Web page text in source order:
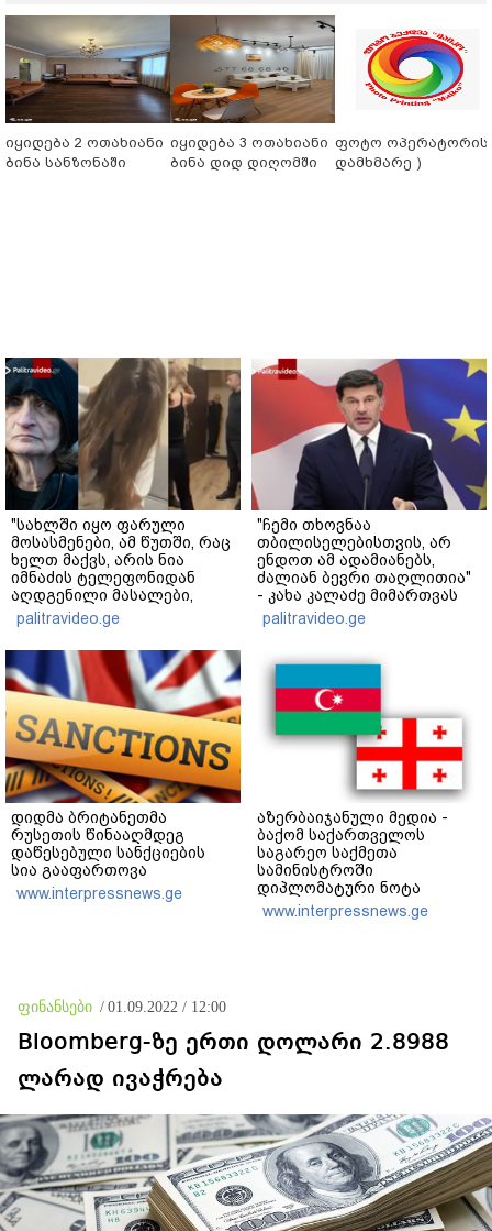
იყიდება 2 ოთახიანი
ბინა სანზონაში
იყიდება 3 ოთახიანი
ბინა დიდ დიღომში
ფოტო ოპერატორის
დამხმარე )
"სახლში იყო ფარული
მოსასმენები, ამ წუთში, რაც
ხელთ მაქვს, არის ნია
იმნაძის ტელეფონიდან
აღდგენილი მასალები,
არის ანძები, დეტალურები"
- ეკა კუპატაძე
palitravideo.ge
"ჩემი თხოვნაა
თბილისელებისთვის, არ
ენდოთ ამ ადამიანებს,
ძალიან ბევრი თაღლითია"
- კახა კალაძე მიმართვას
ავრცელებს
palitravideo.ge
დიდმა ბრიტანეთმა
რუსეთის წინააღმდეგ
დაწესებული სანქციების
სია გააფართოვა
www.interpressnews.ge
აზერბაიჯანული მედია -
ბაქომ საქართველოს
საგარეო საქმეთა
სამინისტროში
დიპლომატური ნოტა
გაგზავნა - აზერბაიჯანული
სანომრე ნიშნის მქონე
www.interpressnews.ge
ფინანსები / 01.09.2022 / 12:00
Bloomberg-ზე ერთი დოლარი 2.8988
ლარად ივაჭრება